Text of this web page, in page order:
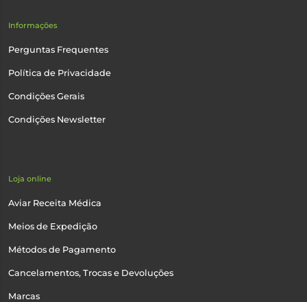
Informações
Perguntas Frequentes
Política de Privacidade
Condições Gerais
Condições Newsletter
Loja online
Aviar Receita Médica
Meios de Expedição
Métodos de Pagamento
Cancelamentos, Trocas e Devoluções
Marcas